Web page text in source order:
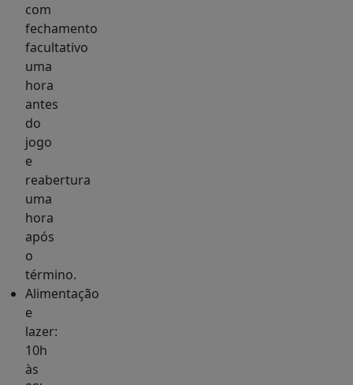
com
fechamento
facultativo
uma
hora
antes
do
jogo
e
reabertura
uma
hora
após
o
término.
Alimentação
e
lazer:
10h
às